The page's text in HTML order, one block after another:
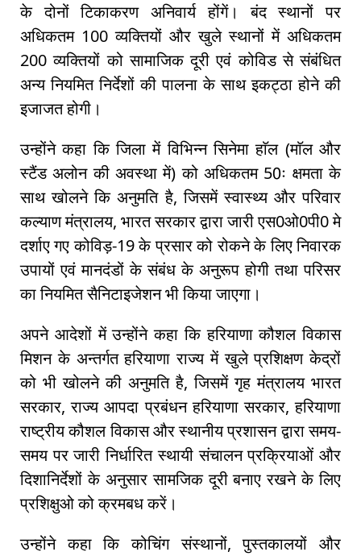
के दोनों टिकाकरण अनिवार्य होंगें। बंद स्थानों पर
अधिकतम 100 व्यक्तियों और खुले स्थानों में अधिकतम
200 व्यक्तियों को सामाजिक दूरी एवं कोविड से संबंधित
अन्य नियमित निर्देशों की पालना के साथ इकट्ठा होने की
इजाजत होगी।
उन्होंने कहा कि जिला में विभिन्न सिनेमा हाॅल (माॅल और
स्टैंड अलोन की अवस्था में) को अधिकतम 50ः क्षमता के
साथ खोलने कि अनुमति है, जिसमें स्वास्थ्य और परिवार
कल्याण मंत्रालय, भारत सरकार द्वारा जारी एस0ओ0पी0 मे
दर्शाए गए कोविड़-19 के प्रसार को रोकने के लिए निवारक
उपायों एवं मानदंडों के संबंध के अनुरूप होगी तथा परिसर
का नियमित सैनिटाइजेशन भी किया जाएगा।
अपने आदेशों में उन्होंने कहा कि हरियाणा कौशल विकास
मिशन के अन्तर्गत हरियाणा राज्य में खुले प्रशिक्षण केद्रों
को भी खोलने की अनुमति है, जिसमें गृह मंत्रालय भारत
सरकार, राज्य आपदा प्रबंधन हरियाणा सरकार, हरियाणा
राष्ट्रीय कौशल विकास और स्थानीय प्रशासन द्वारा समय-
समय पर जारी निर्धारित स्थायी संचालन प्रक्रियाओं और
दिशानिर्देशों के अनुसार सामजिक दूरी बनाए रखने के लिए
प्रशिक्षुओ को क्रमबध करें।
उन्होंने कहा कि कोचिंग संस्थानों, पुस्तकालयों और